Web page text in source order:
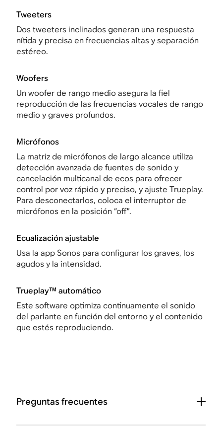
Tweeters
Dos tweeters inclinados generan una respuesta
nítida y precisa en frecuencias altas y separación
estéreo.
Woofers
Un woofer de rango medio asegura la fiel
reproducción de las frecuencias vocales de rango
medio y graves profundos.
Micrófonos
La matriz de micrófonos de largo alcance utiliza
detección avanzada de fuentes de sonido y
cancelación multicanal de ecos para ofrecer
control por voz rápido y preciso, y ajuste Trueplay.
Para desconectarlos, coloca el interruptor de
micrófonos en la posición “off”.
Ecualización ajustable
Usa la app Sonos para configurar los graves, los
agudos y la intensidad.
Trueplay™ automático
Este software optimiza continuamente el sonido
del parlante en función del entorno y el contenido
que estés reproduciendo.
Preguntas frecuentes